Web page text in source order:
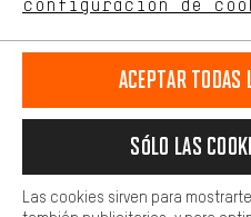
Llamada Programada
Formulario de contacto
configuración de
Más confort
cookies de comodidad,
sociales. Esto nos permite
adicionales que le
preguntas de forma rápida y
Aceptar todas
Sólo las
Las cookies sirven para